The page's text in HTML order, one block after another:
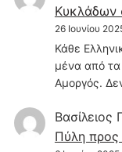
Κυκλάδων
26 Ιουνίου
Κάθε
μένα από τα
Αμοργός.
Βασίλειος
Πύλη προς